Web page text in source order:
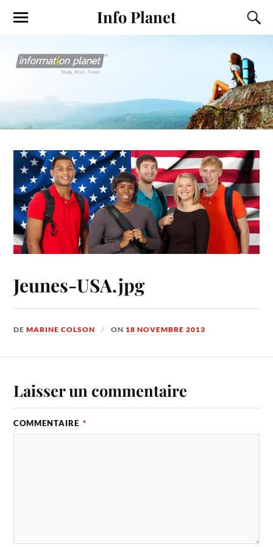
Info Planet
Jeunes-USA.jpg
DEMARINE COLSON ON 18 NOVEMBRE 2013
Laisser un commentaire
COMMENTAIRE *